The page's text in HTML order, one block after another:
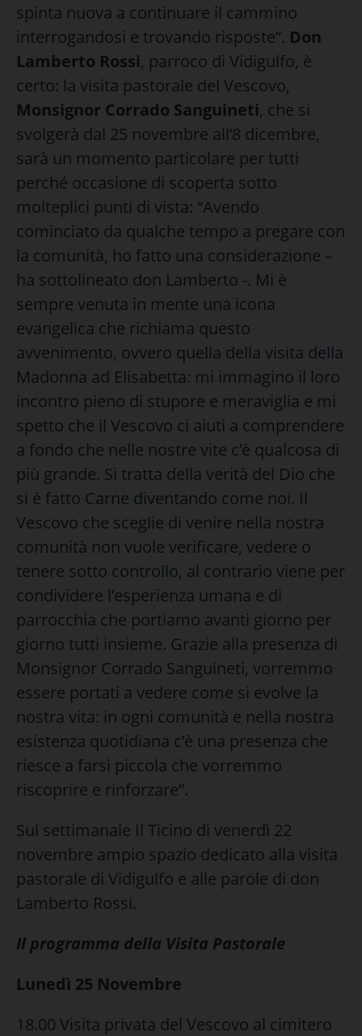
spinta nuova a continuare il cammino
interrogandosi e trovando risposte”. Don
Lamberto Rossi, parroco di Vidigulfo, è
certo: la visita pastorale del Vescovo,
Monsignor Corrado Sanguineti, che si
svolgerà dal 25 novembre all’8 dicembre,
sarà un momento particolare per tutti
perché occasione di scoperta sotto
molteplici punti di vista: “Avendo
cominciato da qualche tempo a pregare con
la comunità, ho fatto una considerazione –
ha sottolineato don Lamberto -. Mi è
sempre venuta in mente una icona
evangelica che richiama questo
avvenimento, ovvero quella della visita della
Madonna ad Elisabetta: mi immagino il loro
incontro pieno di stupore e meraviglia e mi
spetto che il Vescovo ci aiuti a comprendere
a fondo che nelle nostre vite c’è qualcosa di
più grande. Si tratta della verità del Dio che
si è fatto Carne diventando come noi. Il
Vescovo che sceglie di venire nella nostra
comunità non vuole verificare, vedere o
tenere sotto controllo, al contrario viene per
condividere l’esperienza umana e di
parrocchia che portiamo avanti giorno per
giorno tutti insieme. Grazie alla presenza di
Monsignor Corrado Sanguineti, vorremmo
essere portati a vedere come si evolve la
nostra vita: in ogni comunità e nella nostra
esistenza quotidiana c’è una presenza che
riesce a farsi piccola che vorremmo
riscoprire e rinforzare”.
Sul settimanale Il Ticino di venerdì 22
novembre ampio spazio dedicato alla visita
pastorale di Vidigulfo e alle parole di don
Lamberto Rossi.
Il programma della Visita Pastorale
Lunedì 25 Novembre
18.00 Visita privata del Vescovo al cimitero